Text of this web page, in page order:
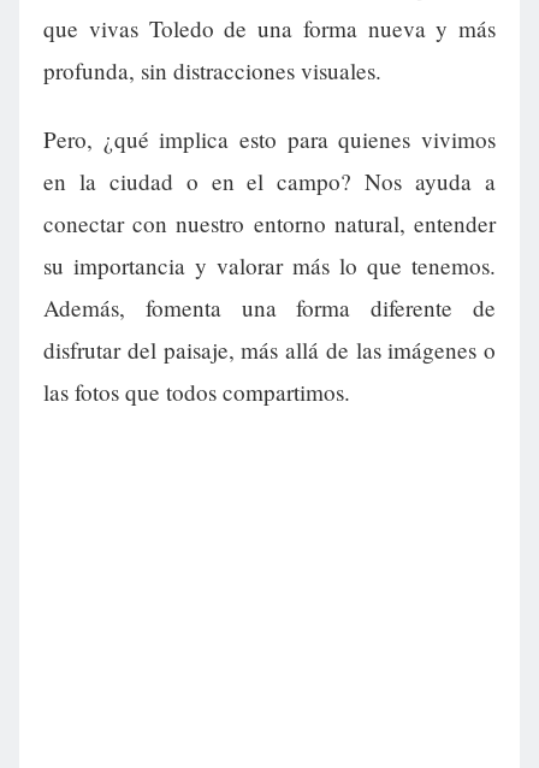
que vivas Toledo de una forma nueva y más
profunda, sin distracciones visuales.
Pero, ¿qué implica esto para quienes vivimos
en la ciudad o en el campo? Nos ayuda a
conectar con nuestro entorno natural, entender
su importancia y valorar más lo que tenemos.
Además, fomenta una forma diferente de
disfrutar del paisaje, más allá de las imágenes o
las fotos que todos compartimos.